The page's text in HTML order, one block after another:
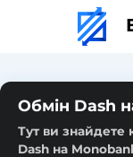
Обмін Dash
Тут ви знайдете
Dash на